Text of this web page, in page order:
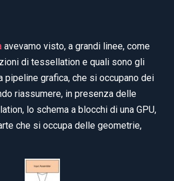
avevamo visto, a grandi linee, come
di tessellation e quali sono gli
pipeline grafica, che si occupano dei
riassumere, in presenza delle
lo schema a blocchi di una GPU,
che si occupa delle geometrie,